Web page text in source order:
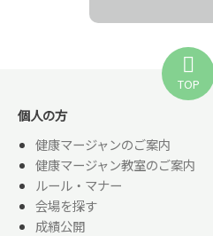
TOP
個人の方
健康マージャンのご案内
健康マージャン教室のご案内
ルール・マナー
会場を探す
成績公開